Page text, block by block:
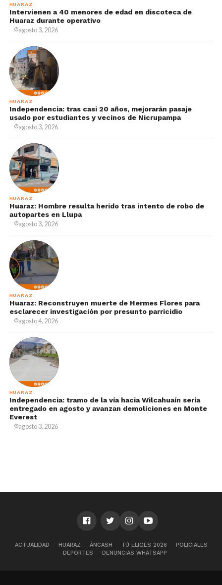
HUARAZ
Intervienen a 40 menores de edad en discoteca de
Huaraz durante operativo
agosto 3, 2026
HUARAZ
Independencia: tras casi 20 años, mejorarán pasaje
usado por estudiantes y vecinos de Nicrupampa
agosto 3, 2026
HUARAZ
Huaraz: Hombre resulta herido tras intento de robo de
autopartes en Llupa
agosto 3, 2026
HUARAZ
Huaraz: Reconstruyen muerte de Hermes Flores para
esclarecer investigación por presunto parricidio
agosto 4, 2026
HUARAZ
Independencia: tramo de la vía hacia Wilcahuaín sería
entregado en agosto y avanzan demoliciones en Monte
Everest
agosto 3, 2026
ACTUALIDAD HUARAZ ÁNCASH TÚ ELIGES 2026
POLICIALES
DEPORTES
DENUNCIAS WHATSAPP